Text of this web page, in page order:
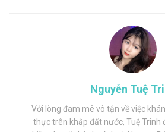
Nguyễn Tuệ
Với lòng đam mê vô tận về việc
thực trên khắp đất nước, Tuệ Trinh